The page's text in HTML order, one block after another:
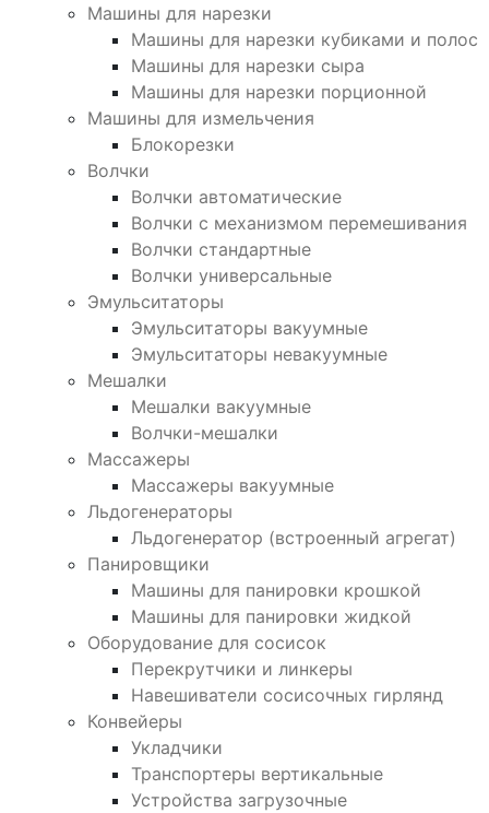
Машины для нарезки
Машины для нарезки кубиками и полос
Машины для нарезки сыра
Машины для нарезки порционной
Машины для измельчения
Блокорезки
Волчки
Волчки автоматические
Волчки с механизмом перемешивания
Волчки стандартные
Волчки универсальные
Эмульситаторы
Эмульситаторы вакуумные
Эмульситаторы невакуумные
Мешалки
Мешалки вакуумные
Волчки-мешалки
Массажеры
Массажеры вакуумные
Льдогенераторы
Льдогенератор (встроенный агрегат)
Панировщики
Машины для панировки крошкой
Машины для панировки жидкой
Оборудование для сосисок
Перекрутчики и линкеры
Навешиватели сосисочных гирлянд
Конвейеры
Укладчики
Транспортеры вертикальные
Устройства загрузочные